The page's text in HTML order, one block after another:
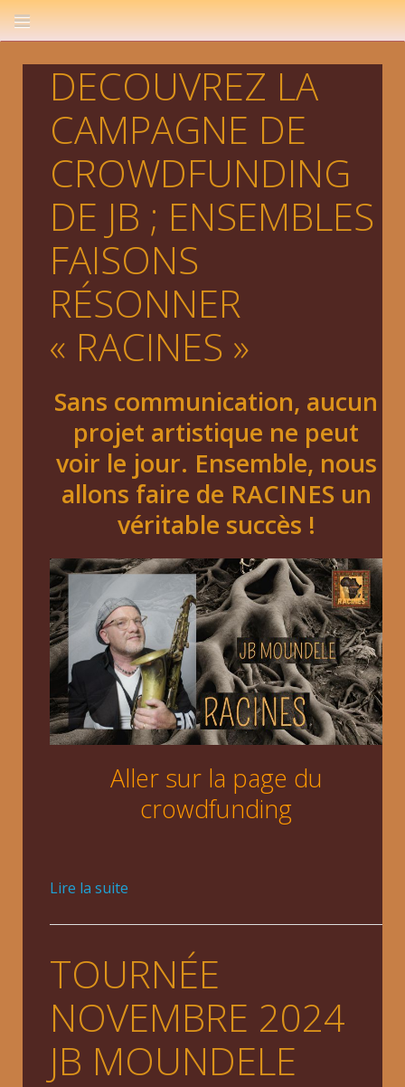
DECOUVREZ LA
CAMPAGNE DE
CROWDFUNDING
DE JB ; ENSEMBLES
FAISONS
RÉSONNER
« RACINES »
Sans communication, aucun
projet artistique ne peut
voir le jour. Ensemble, nous
allons faire de RACINES un
véritable succès !
Aller sur la page du
crowdfunding
Lire la suite
TOURNÉE
NOVEMBRE 2024
JB MOUNDELE